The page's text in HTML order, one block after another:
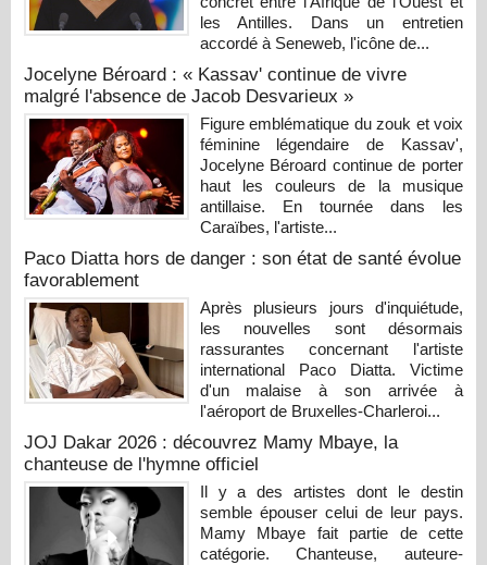
les Antilles. Dans un entretien
accordé à Seneweb, l'icône de...
Jocelyne Béroard : « Kassav' continue de vivre
malgré l'absence de Jacob Desvarieux »
Figure emblématique du zouk et voix
féminine légendaire de Kassav',
Jocelyne Béroard continue de porter
haut les couleurs de la musique
antillaise. En tournée dans les
Caraïbes, l'artiste...
Paco Diatta hors de danger : son état de santé évolue
favorablement
Après plusieurs jours d'inquiétude,
les nouvelles sont désormais
rassurantes concernant l'artiste
international Paco Diatta. Victime
d'un malaise à son arrivée à
l'aéroport de Bruxelles-Charleroi...
JOJ Dakar 2026 : découvrez Mamy Mbaye, la
chanteuse de l'hymne officiel
Il y a des artistes dont le destin
semble épouser celui de leur pays.
Mamy Mbaye fait partie de cette
catégorie. Chanteuse, auteure-